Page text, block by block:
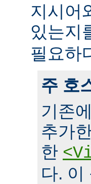
지시어
있는지
필요하
주 호
기존
추가
한
다. 이